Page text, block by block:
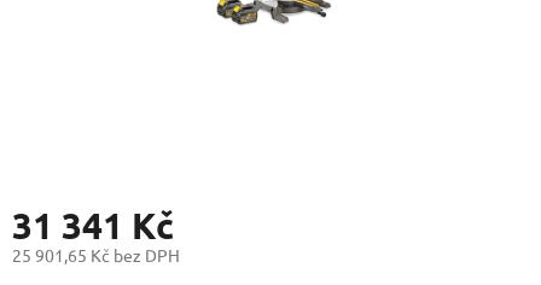
31 341 Kč
25 901,65 Kč bez DPH